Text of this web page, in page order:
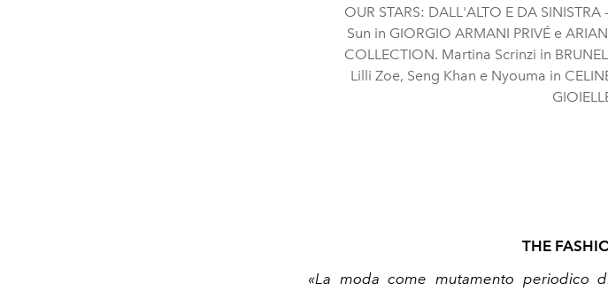
OUR STARS: DALL'ALTO E DA
Sun in GIORGIO ARMANI PRIVÉ e
COLLECTION. Martina Scrinzi in
Lilli Zoe, Seng Khan e Nyouma in
THE
«La moda come mutamento periodico